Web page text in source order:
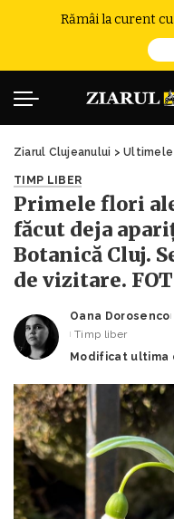
Rămâi la curent cu
Ziarul Clujeanului >Ultimele
TIMP LIBER
Primele flori
făcut deja
Botanică Cluj.
de vizitare.
Posted
by
Oana Dorosenco
Timp liber
Modificat ultima